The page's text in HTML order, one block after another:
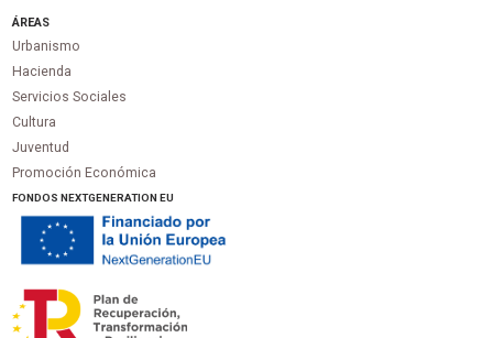
ÁREAS
Urbanismo
Hacienda
Servicios Sociales
Cultura
Juventud
Promoción Económica
FONDOS NEXTGENERATION EU